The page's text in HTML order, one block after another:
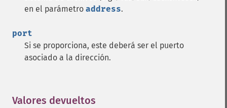
en el parámetro address.
port
Si se proporciona, este deberá ser el puerto
asociado a la dirección.
Valores devueltos